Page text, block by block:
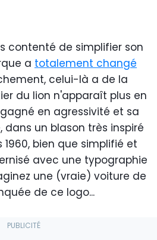
contenté de simplifier son
a totalement changé
celui-là a de la
du lion n'apparaît plus en
en agressivité et sa
dans un blason très inspiré
bien que simplifié et
avec une typographie
une (vraie) voiture de
de ce logo...